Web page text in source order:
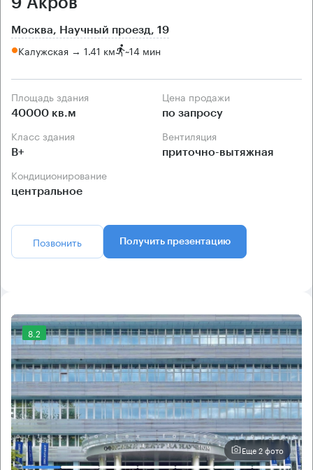
Москва, Научный проезд, 19
Калужская → 1.41 км ~14 мин
Площадь здания
40000 кв.м
Цена продажи
по запросу
Класс здания
B+
Вентиляция
приточно-вытяжная
Кондиционирование
центральное
Позвонить Получить презентацию
8.2
Еще 2 фото